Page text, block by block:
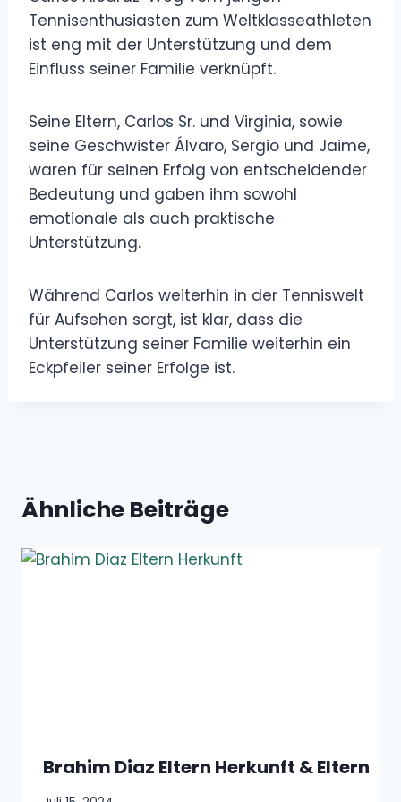
Tennisenthusiasten zum Weltklasseathleten
ist eng mit der Unterstützung und dem
Einfluss seiner Familie verknüpft.
Seine Eltern, Carlos Sr. und Virginia, sowie
seine Geschwister Álvaro, Sergio und Jaime,
waren für seinen Erfolg von entscheidender
Bedeutung und gaben ihm sowohl
emotionale als auch praktische
Unterstützung.
Während Carlos weiterhin in der Tenniswelt
für Aufsehen sorgt, ist klar, dass die
Unterstützung seiner Familie weiterhin ein
Eckpfeiler seiner Erfolge ist.
Ähnliche Beiträge
Brahim Diaz Eltern Herkunft & Eltern